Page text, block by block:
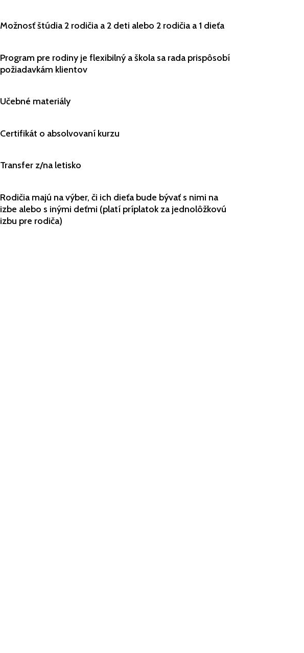
Možnosť štúdia 2 rodičia a 2 deti alebo 2 rodičia a 1 dieťa
Program pre rodiny je flexibilný a škola sa rada prispôsobí
požiadavkám klientov
Učebné materiály
Certifikát o absolvovaní kurzu
Transfer z/na letisko
Rodičia majú na výber, či ich dieťa bude bývať s nimi na
izbe alebo s inými deťmi (platí príplatok za jednolôžkovú
izbu pre rodiča)